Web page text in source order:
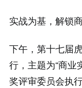
实战为基，解锁
下午，第十七届
行，主题为“商业
奖评审委员会执